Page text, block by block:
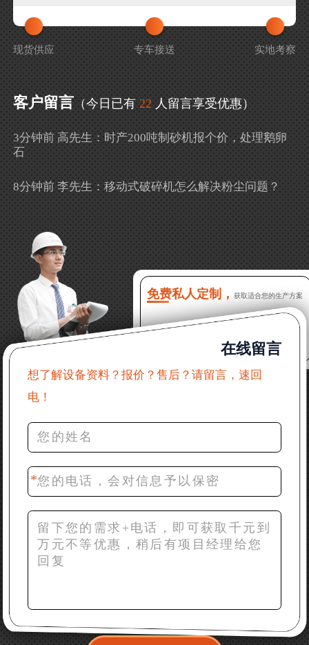
现货供应 专车接送 实地考察
客户留言 （今日已有 22 人留言享受优惠）
3分钟前 高先生：时产200吨制砂机报个价，处理鹅卵
石
8分钟前 李先生：移动式破碎机怎么解决粉尘问题？
吗？
16分钟前 程先生：破碎生产线出个方案及报价，有什
么售后服务？
22分钟前 郑女士：想了解时产500吨锤破，加工石灰石
31分钟前 吴先生：成套石头破碎设备有吗？给个详细
产品资料
36分钟前 罗先生：每小时100吨左右的鄂破和反击破，
42分钟前 梁先生：膨润土磨到200目，用什么磨粉设
备？
免费私人定制， 获取适合您的生产方案
在线留言
想了解设备资料？报价？售后？请留言，速回
电！